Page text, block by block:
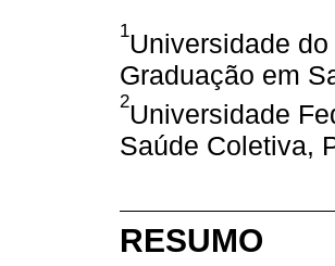
1Universidade
Graduação em
2Universidade
Saúde Coletiva,
RESUMO